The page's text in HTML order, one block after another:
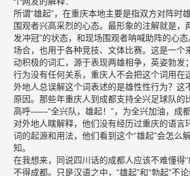
所谓“雄起”，在重庆本地主要是指双方对阵时
围观者兴高采烈的心态。最形象的注解就是，
发冲冠”的状态，和现场围观者呐喊助阵的心
场合，也用于各种竞技、文体比赛。这是一个
动积极的词汇，源于表现两雄相争，英姿勃发
行为没有任何关系，重庆人不会把这个词用在
外地人总误解这个词表述的是雄性性行为？这
原因。那些年重庆人到成都支持全兴足球队的
高呼——“全兴队，雄起！”，为全兴加油，成
对外地人瞎解释，他们没有经历过重庆的语言
词的起源和用法，他们看到这个“雄起”会怎么
知。
在我想来，同说四川话的成都人应该不难懂得
不得成都。只是汉语之中，“雄起”和“勃起”不